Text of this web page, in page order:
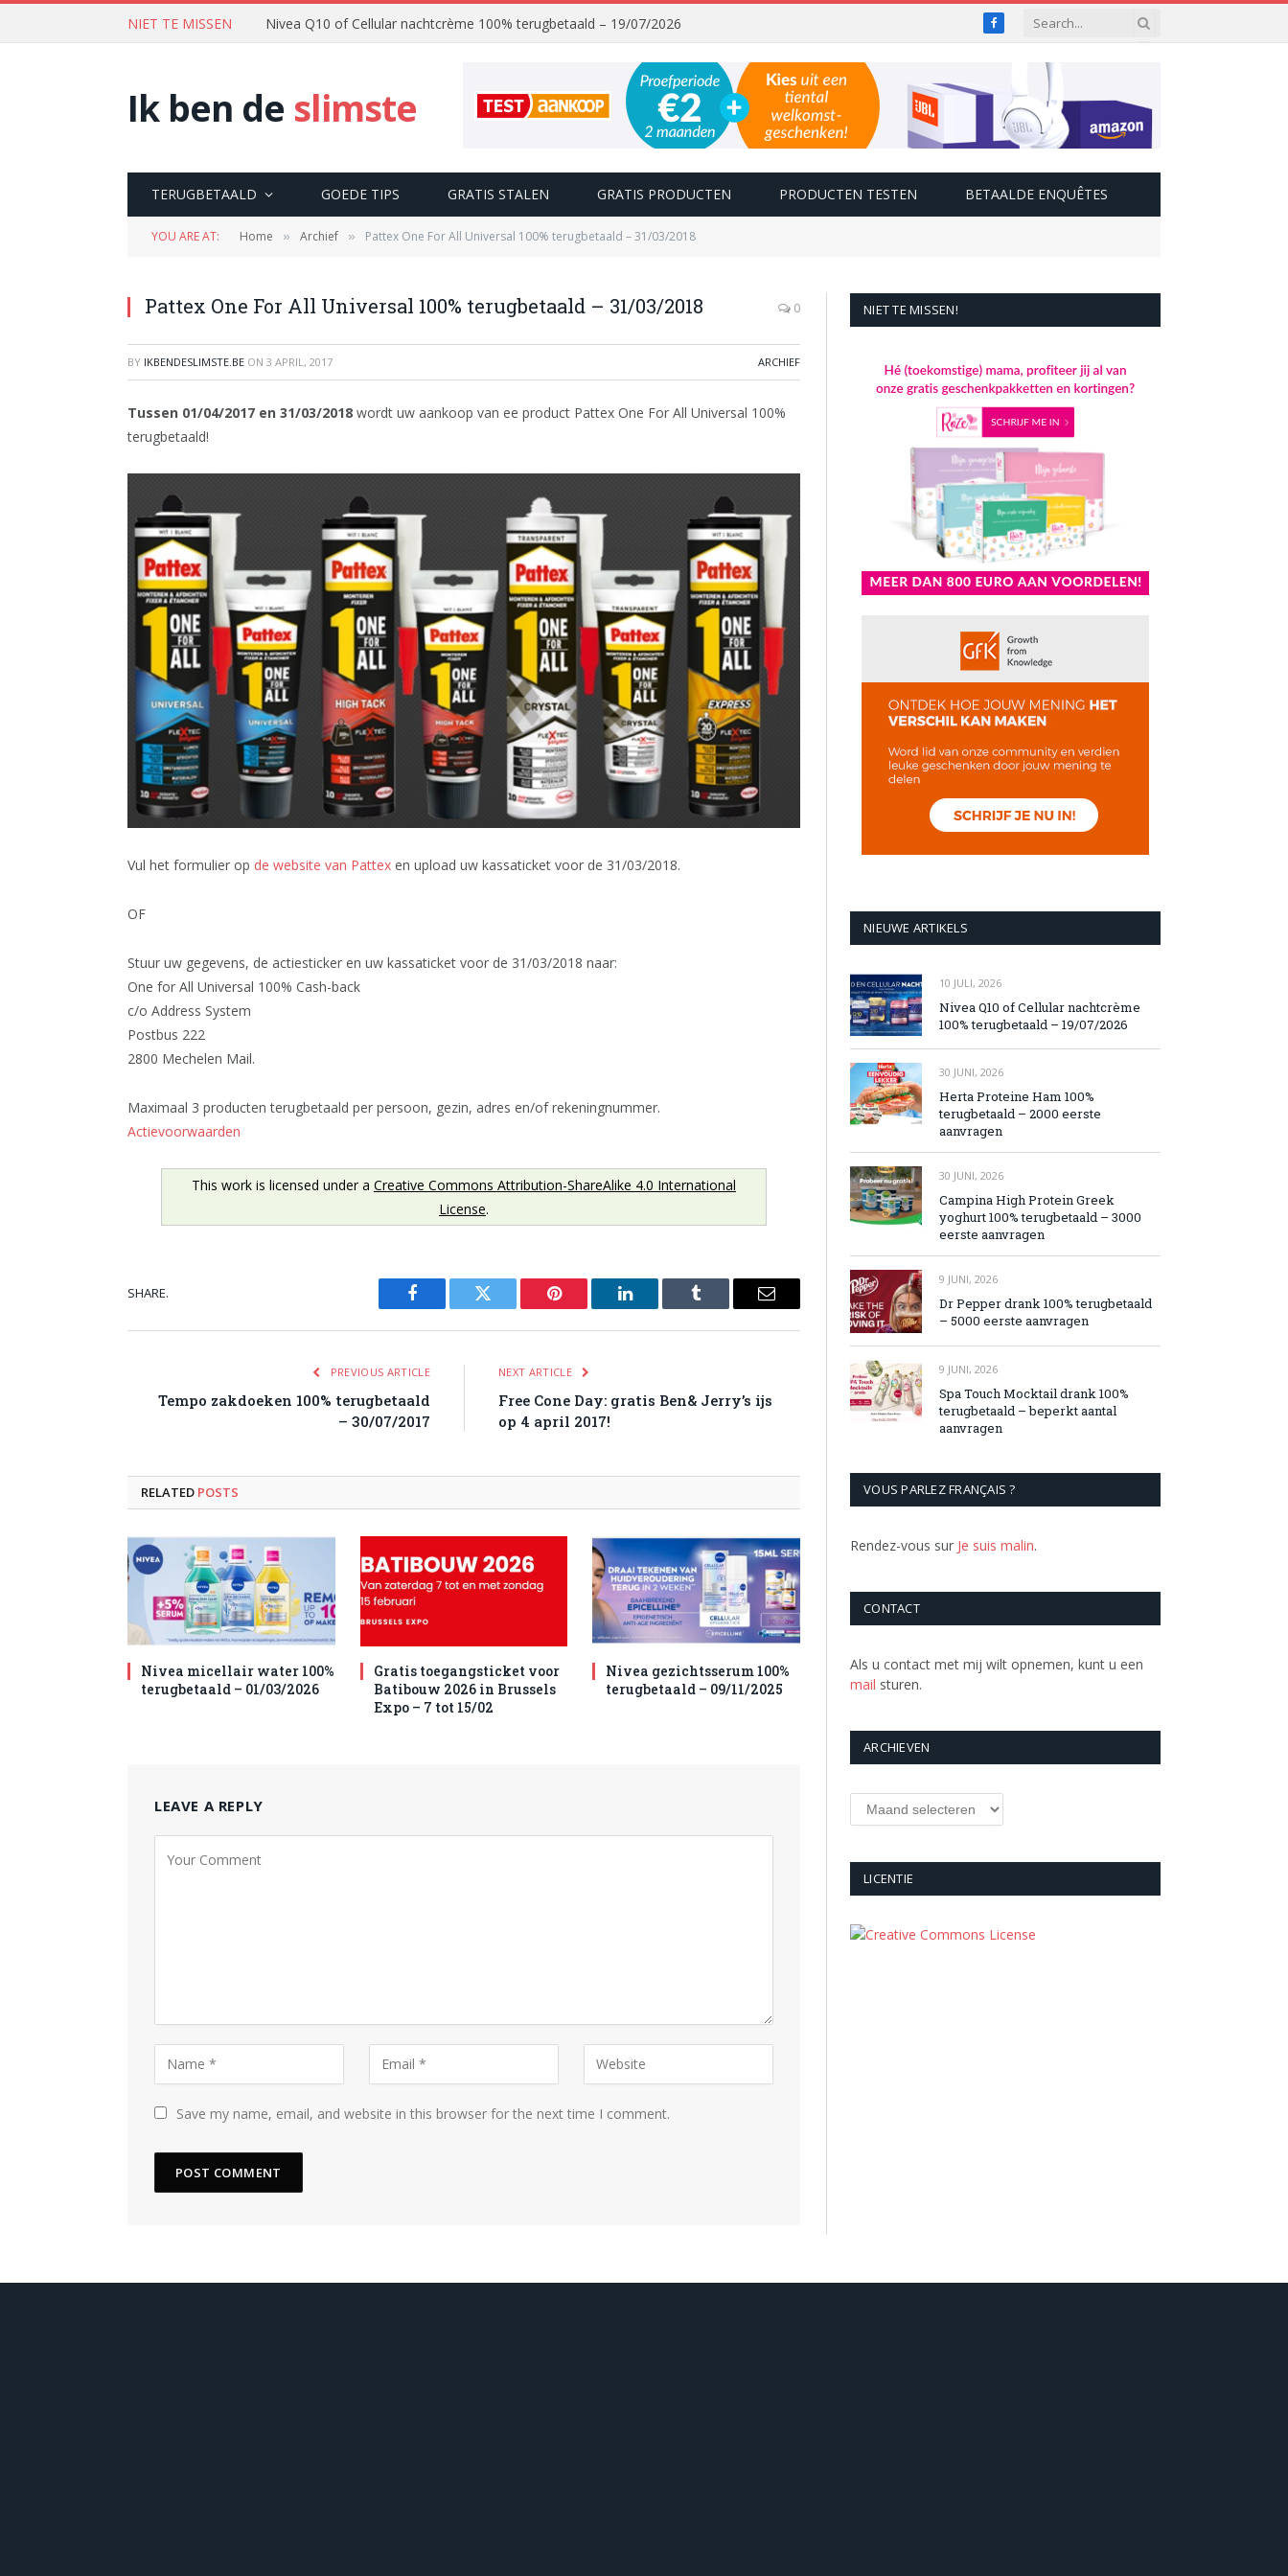
NIET TE MISSEN Nivea Q10 of Cellular nachtcrème 100% terugbetaald – 19/07/2026 Facebook
Ik ben de slimste
TERUGBETAALD GOEDE TIPS GRATIS STALEN GRATIS PRODUCTEN PRODUCTEN TESTEN BETAALDE ENQUÊTES
YOU ARE AT: Home » Archief » Pattex One For All Universal 100% terugbetaald – 31/03/2018
Pattex One For All Universal 100% terugbetaald – 31/03/2018 0
BY IKBENDESLIMSTE.BE ON 3 APRIL, 2017 ARCHIEF
Tussen 01/04/2017 en 31/03/2018 wordt uw aankoop van ee product Pattex One For All Universal 100%
terugbetaald!
Vul het formulier op de website van Pattex en upload uw kassaticket voor de 31/03/2018.
OF
Stuur uw gegevens, de actiesticker en uw kassaticket voor de 31/03/2018 naar:
One for All Universal 100% Cash-back
c/o Address System
Postbus 222
2800 Mechelen Mail.
Maximaal 3 producten terugbetaald per persoon, gezin, adres en/of rekeningnummer.
Actievoorwaarden
This work is licensed under a Creative Commons Attribution-ShareAlike 4.0 International
License.
SHARE.
Facebook Twitter Pinterest LinkedIn Tumblr Email
PREVIOUS ARTICLE
Tempo zakdoeken 100% terugbetaald
– 30/07/2017
NEXT ARTICLE
Free Cone Day: gratis Ben& Jerry’s ijs
op 4 april 2017!
RELATED POSTS
Nivea micellair water 100%
terugbetaald – 01/03/2026
Gratis toegangsticket voor
Batibouw 2026 in Brussels
Expo – 7 tot 15/02
Nivea gezichtsserum 100%
terugbetaald – 09/11/2025
LEAVE A REPLY
Save my name, email, and website in this browser for the next time I comment.
NIET TE MISSEN!
NIEUWE ARTIKELS
10 JULI, 2026
Nivea Q10 of Cellular nachtcrème
100% terugbetaald – 19/07/2026
30 JUNI, 2026
Herta Proteine Ham 100%
terugbetaald – 2000 eerste
aanvragen
30 JUNI, 2026
Campina High Protein Greek
yoghurt 100% terugbetaald – 3000
eerste aanvragen
9 JUNI, 2026
Dr Pepper drank 100% terugbetaald
– 5000 eerste aanvragen
9 JUNI, 2026
Spa Touch Mocktail drank 100%
terugbetaald – beperkt aantal
aanvragen
VOUS PARLEZ FRANÇAIS ?
Rendez-vous sur Je suis malin.
CONTACT
Als u contact met mij wilt opnemen, kunt u een
mail sturen.
ARCHIEVEN
LICENTIE